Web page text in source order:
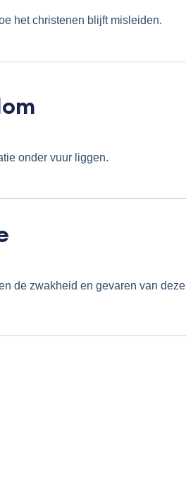
het christenen blijft misleiden.
onder vuur liggen.
de zwakheid en gevaren van deze